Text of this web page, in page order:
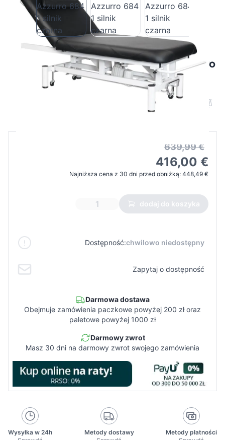
Leżanka do masażu elektryczna Azzurro
684 1 silnik czarna
639,99 €
416,00 €
Najniższa cena z 30 dni przed obniżką: 448,49 €
dodaj do koszyka
Dostępność:chwilowo niedostępny
Zapytaj o dostępność
Darmowa dostawa
Obejmuje zamówienia paczkowe powyżej 200 zł oraz
paletowe powyżej 1000 zł
Darmowy zwrot
Masz 30 dni na darmowy zwrot swojego zamówienia
Wysyłka w 24h
Metody dostawy
Metody płatności